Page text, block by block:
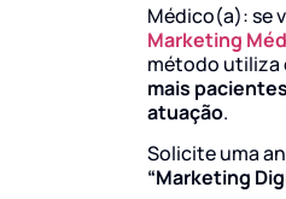
Médico(a): se
Marketing
método utiliza
mais pacientes
atuação.
Solicite uma
“Marketing